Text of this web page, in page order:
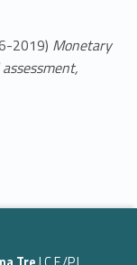
2019) Monetary